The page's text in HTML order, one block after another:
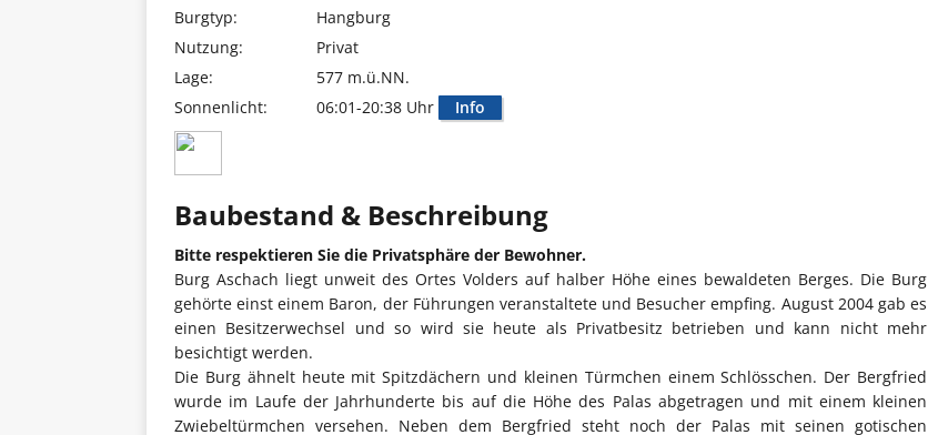
Burgtyp:
Hangburg
Nutzung:
Privat
Lage:
577 m.ü.NN.
Sonnenlicht:
06:01-20:38 Uhr Info
Baubestand & Beschreibung
Bitte respektieren Sie die Privatsphäre der Bewohner.
Burg Aschach liegt unweit des Ortes Volders auf halber Höhe eines bewaldeten Berges. Die Burg
gehörte einst einem Baron, der Führungen veranstaltete und Besucher empfing. August 2004 gab es
einen Besitzerwechsel und so wird sie heute als Privatbesitz betrieben und kann nicht mehr
besichtigt werden.
Die Burg ähnelt heute mit Spitzdächern und kleinen Türmchen einem Schlösschen. Der Bergfried
wurde im Laufe der Jahrhunderte bis auf die Höhe des Palas abgetragen und mit einem kleinen
Zwiebeltürmchen versehen. Neben dem Bergfried steht noch der Palas mit seinen gotischen